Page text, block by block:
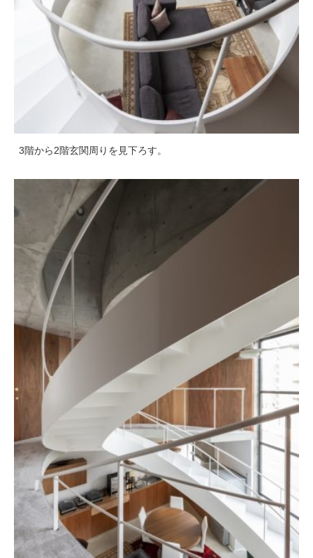
3階から2階玄関周りを見下ろす。